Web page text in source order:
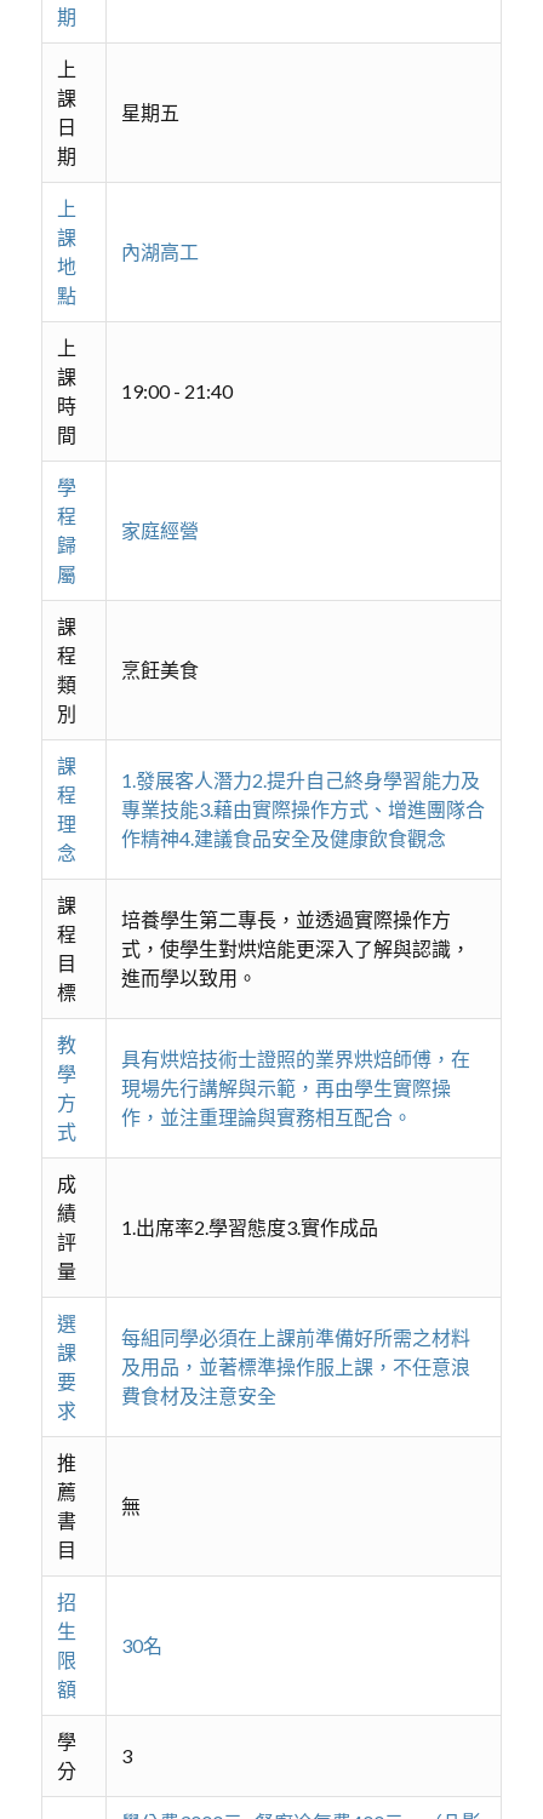
期
上
課
日
期
星期五
上
課
地
點
內湖高工
上
課
時
間
19:00 - 21:40
學
程
歸
屬
家庭經營
課
程
類
別
烹飪美食
課
程
理
念
1.發展客人潛力2.提升自己終身學習能力及
專業技能3.藉由實際操作方式、增進團隊合
作精神4.建議食品安全及健康飲食觀念
課
程
目
標
培養學生第二專長，並透過實際操作方
式，使學生對烘焙能更深入了解與認識，
進而學以致用。
教
學
方
式
具有烘焙技術士證照的業界烘焙師傅，在
現場先行講解與示範，再由學生實際操
作，並注重理論與實務相互配合。
成
績
評
量
1.出席率2.學習態度3.實作成品
選
課
要
求
每組同學必須在上課前準備好所需之材料
及用品，並著標準操作服上課，不任意浪
費食材及注意安全
推
薦
書
目
無
招
生
限
額
30名
學
分
3